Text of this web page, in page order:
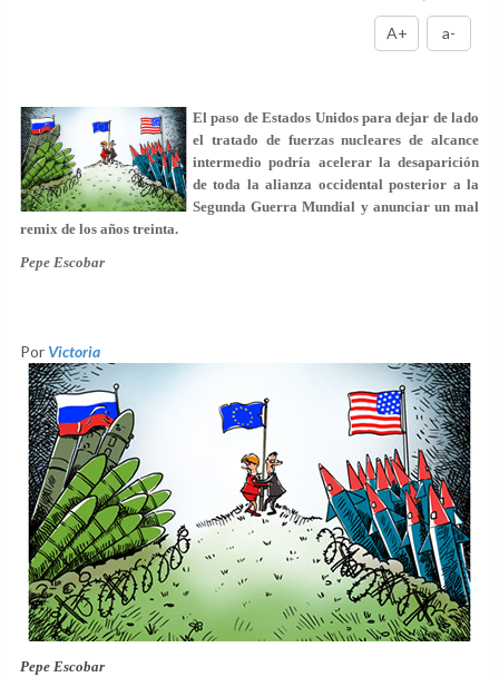
A+ a-
El paso de Estados Unidos para dejar de lado
el tratado de fuerzas nucleares de alcance
intermedio podría acelerar la desaparición
de toda la alianza occidental posterior a la
Segunda Guerra Mundial y anunciar un mal
remix de los años treinta.
Pepe Escobar
Por Victoria
Pepe Escobar